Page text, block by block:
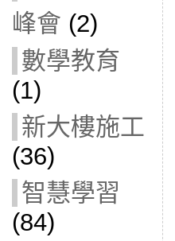
峰會 (2)
數學教育
(1)
新大樓施工
(36)
智慧學習
(84)